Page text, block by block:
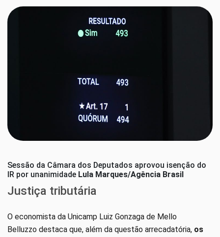
Sessão da Câmara dos Deputados aprovou isenção do
IR por unanimidade Lula Marques/Agência Brasil
Justiça tributária
O economista da Unicamp Luiz Gonzaga de Mello
Belluzzo destaca que, além da questão arrecadatória, os